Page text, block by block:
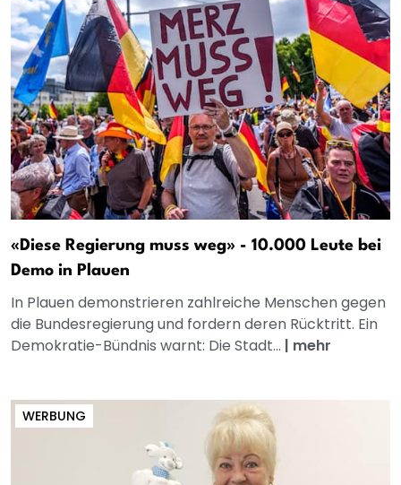
«Diese Regierung muss weg» - 10.000 Leute bei
Demo in Plauen
In Plauen demonstrieren zahlreiche Menschen gegen
die Bundesregierung und fordern deren Rücktritt. Ein
Demokratie-Bündnis warnt: Die Stadt... | mehr
WERBUNG